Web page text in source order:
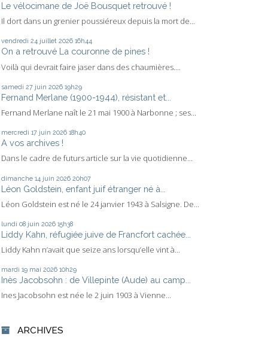
Le vélocimane de Joë Bousquet retrouvé !
Il dort dans un grenier poussiéreux depuis la mort de...
vendredi 24 juillet 2026 16h44
On a retrouvé La couronne de pines !
Voilà qui devrait faire jaser dans des chaumières....
samedi 27 juin 2026 19h29
Fernand Merlane (1900-1944), résistant et...
Fernand Merlane naît le 21 mai 1900 à Narbonne ; ses...
mercredi 17 juin 2026 18h40
A vos archives !
Dans le cadre de futurs article sur la vie quotidienne...
dimanche 14 juin 2026 20h07
Léon Goldstein, enfant juif étranger né à...
Léon Goldstein est né le 24 janvier 1943 à Salsigne. De...
lundi 08 juin 2026 15h38
Liddy Kahn, réfugiée juive de Francfort cachée...
Liddy Kahn n’avait que seize ans lorsqu’elle vint à...
mardi 19 mai 2026 10h29
Inès Jacobsohn : de Villepinte (Aude) au camp...
Ines Jacobsohn est née le 2 juin 1903 à Vienne...
ARCHIVES